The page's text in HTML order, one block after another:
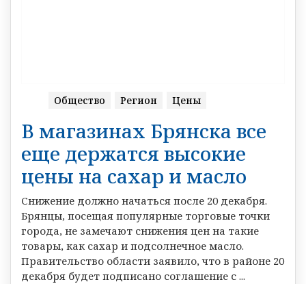
Общество Регион Цены
В магазинах Брянска все
еще держатся высокие
цены на сахар и масло
Снижение должно начаться после 20 декабря.
Брянцы, посещая популярные торговые точки
города, не замечают снижения цен на такие
товары, как сахар и подсолнечное масло.
Правительство области заявило, что в районе 20
декабря будет подписано соглашение с ...